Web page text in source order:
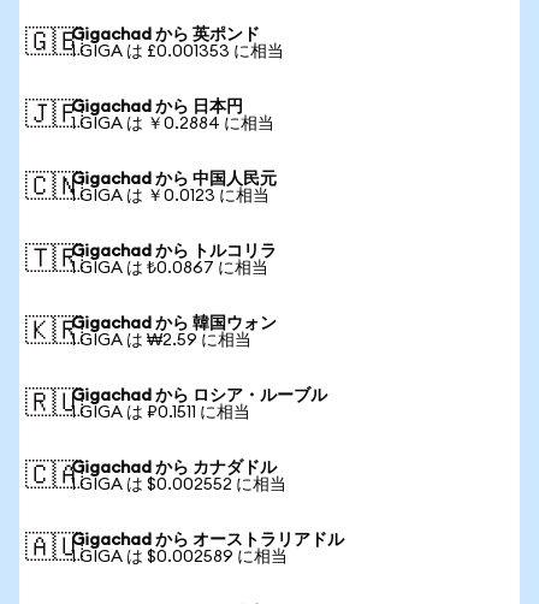
🇬🇧Gigachad から 英ポンド
1 GIGA は £0.001353 に相当
🇯🇵Gigachad から 日本円
1 GIGA は ￥0.2884 に相当
🇨🇳Gigachad から 中国人民元
1 GIGA は ￥0.0123 に相当
🇹🇷Gigachad から トルコリラ
1 GIGA は ₺0.0867 に相当
🇰🇷Gigachad から 韓国ウォン
1 GIGA は ₩2.59 に相当
🇷🇺Gigachad から ロシア・ルーブル
1 GIGA は ₽0.1511 に相当
🇨🇦Gigachad から カナダドル
1 GIGA は $0.002552 に相当
🇦🇺Gigachad から オーストラリアドル
1 GIGA は $0.002589 に相当